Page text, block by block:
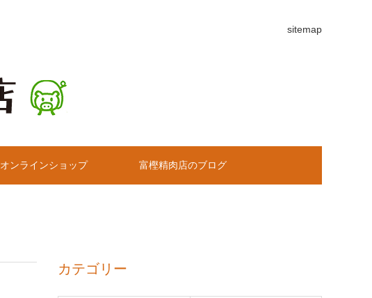
オンラインショップ 富樫精肉店のブログ
sitemap
カテゴリー